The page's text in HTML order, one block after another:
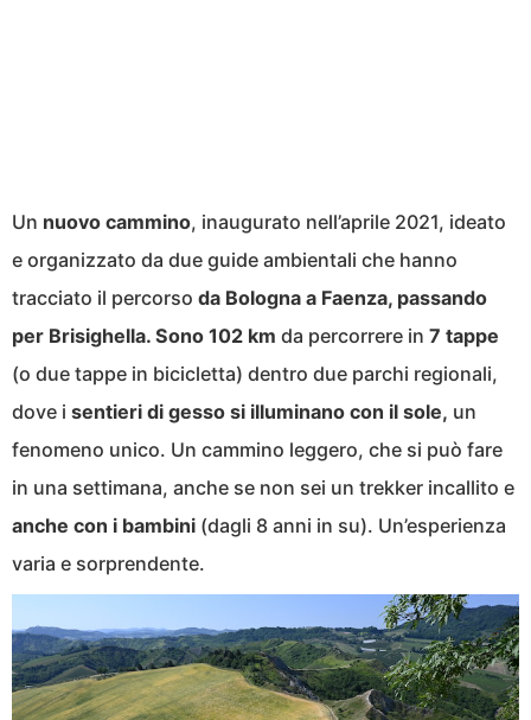
Un nuovo cammino, inaugurato nell’aprile 2021, ideato
e organizzato da due guide ambientali che hanno
tracciato il percorso da Bologna a Faenza, passando
per Brisighella. Sono 102 km da percorrere in 7 tappe
(o due tappe in bicicletta) dentro due parchi regionali,
dove i sentieri di gesso si illuminano con il sole, un
fenomeno unico. Un cammino leggero, che si può fare
in una settimana, anche se non sei un trekker incallito e
anche con i bambini (dagli 8 anni in su). Un’esperienza
varia e sorprendente.